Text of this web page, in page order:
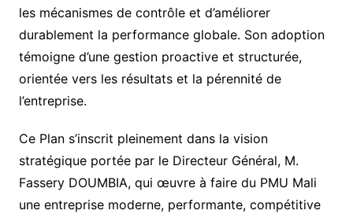
les mécanismes de contrôle et d’améliorer
durablement la performance globale. Son adoption
témoigne d’une gestion proactive et structurée,
orientée vers les résultats et la pérennité de
l’entreprise.
Ce Plan s’inscrit pleinement dans la vision
stratégique portée par le Directeur Général, M.
Fassery DOUMBIA, qui œuvre à faire du PMU Mali
une entreprise moderne, performante, compétitive